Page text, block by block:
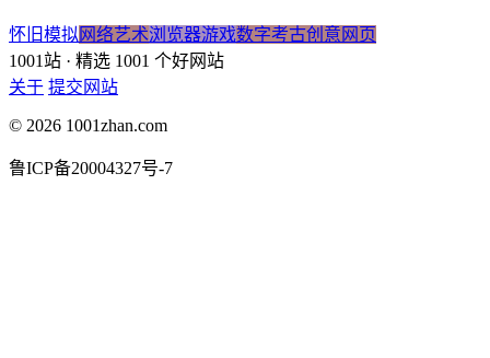
怀旧模拟 网络艺术浏览器游戏数字考古创意网页
1001站 · 精选 1001 个好网站
关于 提交网站
© 2026 1001zhan.com
鲁ICP备20004327号-7